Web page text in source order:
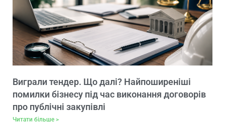
Виграли тендер. Що далі? Найпоширеніші
помилки бізнесу під час виконання договорів
про публічні закупівлі
Читати більше >